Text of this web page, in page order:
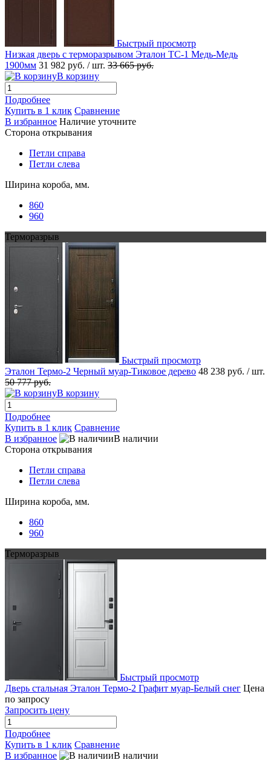
Быстрый просмотр
Низкая дверь с терморазрывом Эталон ТС-1 Медь-Медь
1900мм 31 982 руб. / шт. 33 665 руб.
В корзину
Подробнее
Купить в 1 клик Сравнение
В избранное Наличие уточните
Сторона открывания
Петли справа
Петли слева
Ширина короба, мм.
860
960
Терморазрыв
Быстрый просмотр
Эталон Термо-2 Черный муар-Тиковое дерево 48 238 руб. / шт.
50 777 руб.
В корзину
Подробнее
Купить в 1 клик Сравнение
В избранное
В наличии
Сторона открывания
Петли справа
Петли слева
Ширина короба, мм.
860
960
Терморазрыв
Быстрый просмотр
Дверь стальная Эталон Термо-2 Графит муар-Белый снег Цена
по запросу
Запросить цену
Подробнее
Купить в 1 клик Сравнение
В избранное
В наличии